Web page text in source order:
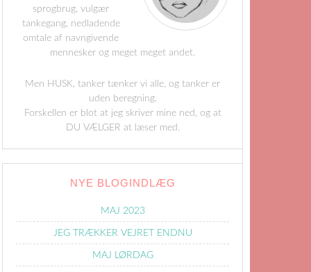
sprogbrug, vulgær
tankegang, nedladende
omtale af navngivende
mennesker og meget meget andet.
Men HUSK, tanker tænker vi alle, og tanker er
uden beregning.
Forskellen er blot at jeg skriver mine ned, og at
DU VÆLGER at læser med.
NYE BLOGINDLÆG
MAJ 2023
JEG TRÆKKER VEJRET ENDNU
MAJ LØRDAG